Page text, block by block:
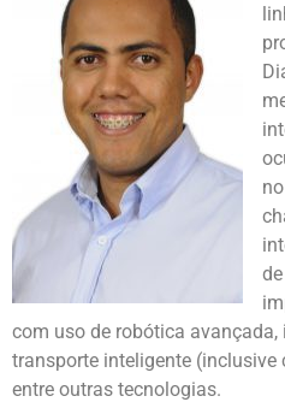
com uso de robótica avançada,
transporte inteligente
entre outras tecnologias.